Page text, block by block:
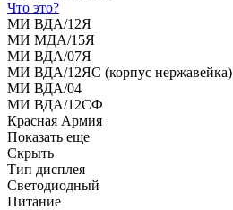
Что это?
МИ ВДА/12Я
МИ МДА/15Я
МИ ВДА/07Я
МИ ВДА/12ЯС (корпус нержавейка)
МИ ВДА/04
МИ ВДА/12СФ
Красная Армия
Показать еще
Скрыть
Тип дисплея
Светодиодный
Питание